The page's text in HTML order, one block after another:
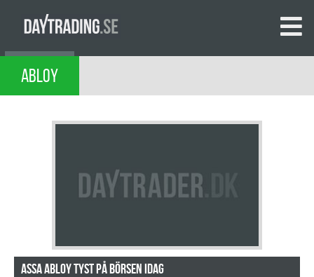
ABLOY
Assa Abloy tyst på börsen idag